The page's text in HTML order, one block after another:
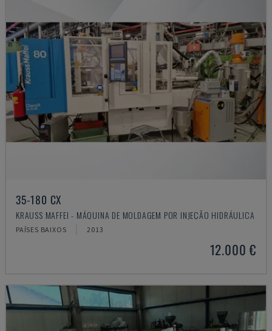
35-180 CX
KRAUSS MAFFEI - MÁQUINA DE MOLDAGEM POR INJEÇÃO HIDRÁULICA
PAÍSES BAIXOS 2013
12.000 €